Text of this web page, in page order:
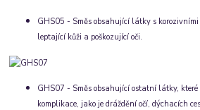
GHS05 - Směs obsahující látky s
leptající kůži a poškozující oči.
GHS07 - Směs obsahující ostatní látky,
komplikace, jako je dráždění očí, dýchacích